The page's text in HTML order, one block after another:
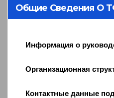
Общие Сведения О
Информация о
Организационная
Контактные данные